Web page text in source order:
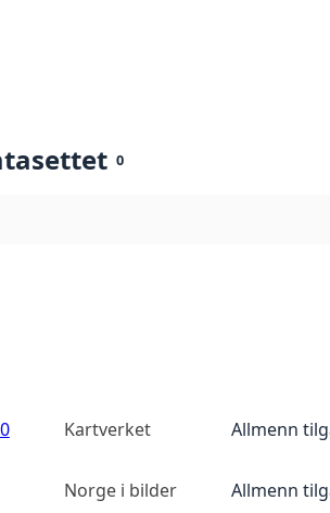
0
Kartverket Allmenn
Norge i bilder Allmenn